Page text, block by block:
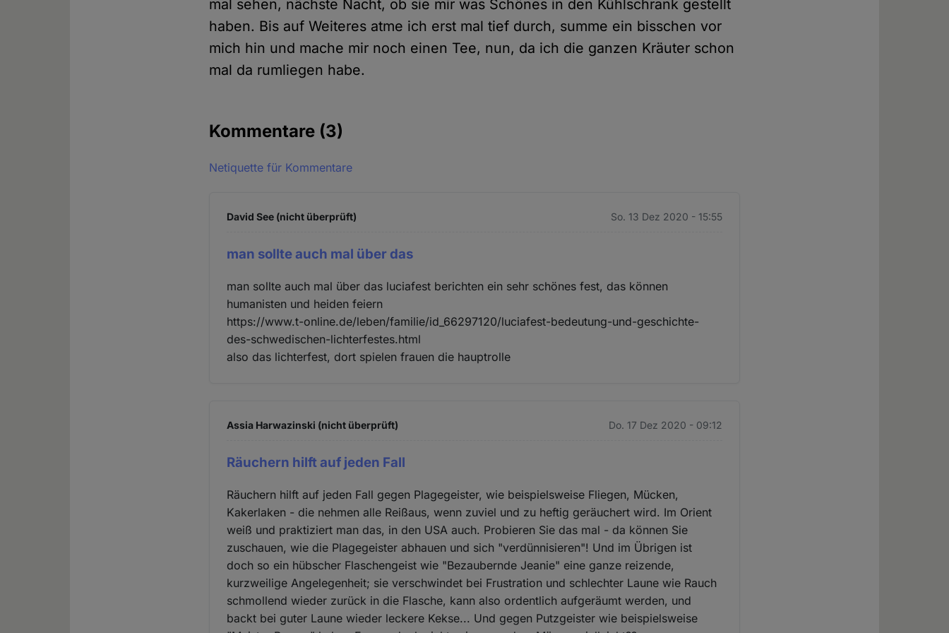
mal sehen, nächste Nacht, ob sie mir was Schönes in den Kühlschrank gestellt
haben. Bis auf Weiteres atme ich erst mal tief durch, summe ein bisschen vor
mich hin und mache mir noch einen Tee, nun, da ich die ganzen Kräuter schon
mal da rumliegen habe.
Kommentare (3)
Netiquette für Kommentare
David See (nicht überprüft) So. 13 Dez 2020 - 15:55
man sollte auch mal über das
man sollte auch mal über das luciafest berichten ein sehr schönes fest, das können
humanisten und heiden feiern
https://www.t-online.de/leben/familie/id_66297120/luciafest-bedeutung-und-geschichte-
des-schwedischen-lichterfestes.html
also das lichterfest, dort spielen frauen die hauptrolle
Assia Harwazinski (nicht überprüft) Do. 17 Dez 2020 - 09:12
Räuchern hilft auf jeden Fall
Räuchern hilft auf jeden Fall gegen Plagegeister, wie beispielsweise Fliegen, Mücken,
Kakerlaken - die nehmen alle Reißaus, wenn zuviel und zu heftig geräuchert wird. Im Orient
weiß und praktiziert man das, in den USA auch. Probieren Sie das mal - da können Sie
zuschauen, wie die Plagegeister abhauen und sich "verdünnisieren"! Und im Übrigen ist
doch so ein hübscher Flaschengeist wie "Bezaubernde Jeanie" eine ganze reizende,
kurzweilige Angelegenheit; sie verschwindet bei Frustration und schlechter Laune wie Rauch
schmollend wieder zurück in die Flasche, kann also ordentlich aufgeräumt werden, und
backt bei guter Laune wieder leckere Kekse... Und gegen Putzgeister wie beispielsweise